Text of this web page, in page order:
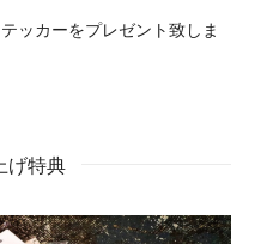
ッカーをプレゼント致しま
げ特典